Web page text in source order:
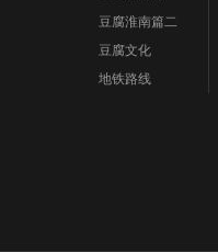
豆腐淮南篇二
豆腐文化
地铁路线